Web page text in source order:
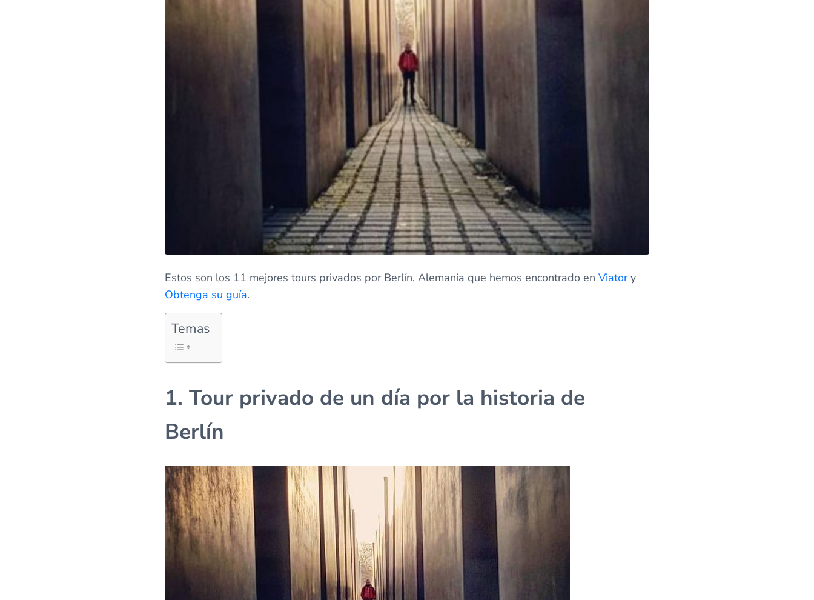
Estos son los 11 mejores tours privados por Berlín, Alemania que hemos encontrado en Viatory
Obtenga su guía.
Temas
1. Tour privado de un día por la historia de
Berlín